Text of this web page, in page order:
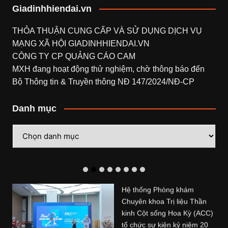
Giadinhhiendai.vn
THỎA THUẬN CUNG CẤP VÀ SỬ DỤNG DỊCH VỤ
MẠNG XÃ HỘI GIADINHHIENDAI.VN
CÔNG TY CP QUẢNG CÁO CAM
MXH đang hoạt động thử nghiệm, chờ thông báo đến
Bộ Thông tin & Truyền thông NĐ 147/2024/NĐ-CP
Danh mục
mục
Hệ thống Phòng khám
Chuyên khoa Trị liệu Thần
kinh Cột sống Hoa Kỳ (ACC)
tổ chức sự kiện kỷ niệm 20